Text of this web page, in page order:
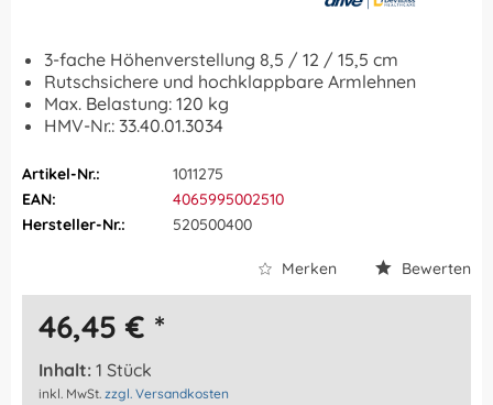
3-fache Höhenverstellung 8,5 / 12 / 15,5 cm
Rutschsichere und hochklappbare Armlehnen
Max. Belastung: 120 kg
HMV-Nr.: 33.40.01.3034
Artikel-Nr.:
1011275
EAN:
4065995002510
Hersteller-Nr.:
520500400
Merken Bewerten
46,45 € *
Inhalt: 1 Stück
inkl. MwSt. zzgl. Versandkosten